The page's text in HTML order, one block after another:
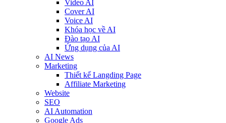
Video AI
Cover AI
Voice AI
Khóa học về AI
Đào tạo AI
Ứng dụng của AI
AI News
Marketing
Thiết kế Langding Page
Affiliate Marketing
Website
SEO
AI Automation
Google Ads